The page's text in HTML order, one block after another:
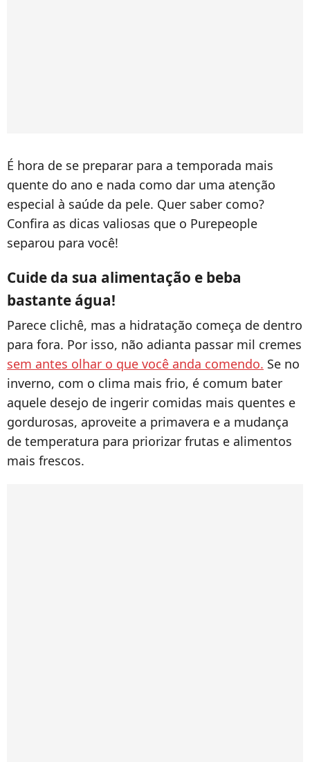
É hora de se preparar para a temporada mais
quente do ano e nada como dar uma atenção
especial à saúde da pele. Quer saber como?
Confira as dicas valiosas que o Purepeople
separou para você!
Cuide da sua alimentação e beba
bastante água!
Parece clichê, mas a hidratação começa de dentro
para fora. Por isso, não adianta passar mil cremes
sem antes olhar o que você anda comendo. Se no
inverno, com o clima mais frio, é comum bater
aquele desejo de ingerir comidas mais quentes e
gordurosas, aproveite a primavera e a mudança
de temperatura para priorizar frutas e alimentos
mais frescos.